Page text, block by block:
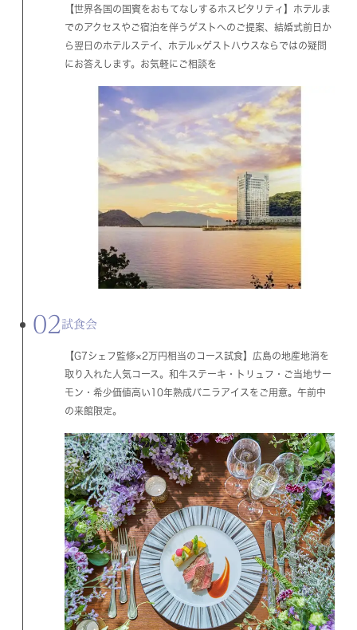
【世界各国の国賓をおもてなしするホスピタリティ】ホテルま
でのアクセスやご宿泊を伴うゲストへのご提案、結婚式前日か
ら翌日のホテルステイ、ホテル×ゲストハウスならではの疑問
にお答えします。お気軽にご相談を
02試食会
【G7シェフ監修×2万円相当のコース試食】広島の地産地消を
取り入れた人気コース。和牛ステーキ・トリュフ・ご当地サー
モン・希少価値高い10年熟成バニラアイスをご用意。午前中
の来館限定。